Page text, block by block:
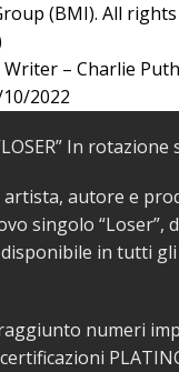
(BMI). All
Writer – Charlie
10/2022
In rotazione
autore e
singolo “Loser”,
disponibile in tutti
numeri